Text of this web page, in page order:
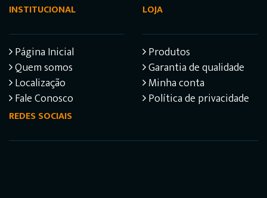
INSTITUCIONAL
Página Inicial
Quem somos
Localização
Fale Conosco
LOJA
Produtos
Garantia de qualidade
Minha conta
Política de privacidade
REDES SOCIAIS